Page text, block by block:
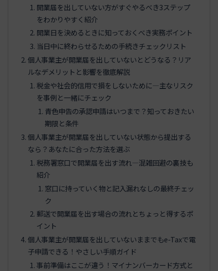
開業届を出していない方がすぐやるべき3ステップ
をわかりやすく紹介
開業日を決めるときに知っておくべき実務ポイント
当日中に終わらせるための手続きチェックリスト
個人事業主が開業届を出していないとどうなる？リア
ルなデメリットと影響を徹底解説
税金や社会的信用で損をしないために―主なリスク
を事例と一緒にチェック
青色申告の承認申請はいつまで？知っておきたい
期限と条件
個人事業主が開業届を出していない状態から提出する
なら？あなたに合った方法を選ぶ
税務署窓口で開業届を出す流れ―混雑回避の裏技も
紹介
窓口に持っていく物と記入漏れなしの最終チェッ
ク
郵送で開業届を出す場合の流れとちょっと得するポ
イント
個人事業主が開業届を出していないままでもe-Taxで電
子申請できる！やさしい手順ガイド
事前準備はここが違う！マイナンバーカード方式と